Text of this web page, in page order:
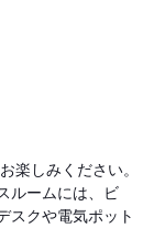
楽しみください。
ルームには、ビ
スクや電気ポット